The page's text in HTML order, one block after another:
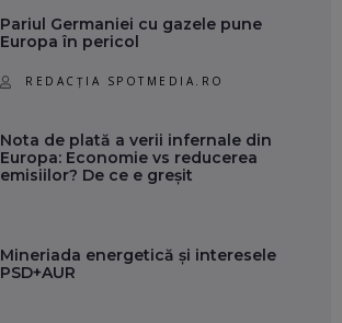
Pariul Germaniei cu gazele pune
Europa în pericol
REDACȚIA SPOTMEDIA.RO
Nota de plată a verii infernale din
Europa: Economie vs reducerea
emisiilor? De ce e greșit
Mineriada energetică și interesele
PSD+AUR